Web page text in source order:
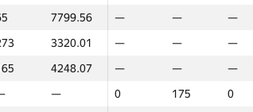
7799.56 — — —
3320.01 — — —
4248.07 — — —
— 0 175 0
4749.85 — — —
0 — — —
3188.9 — — —
2067.39 — — —